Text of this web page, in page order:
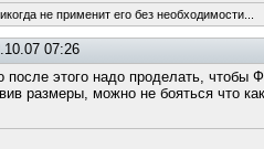
не применит его без необходимости...
07:26
после этого надо проделать, чтобы
размеры, можно не бояться что